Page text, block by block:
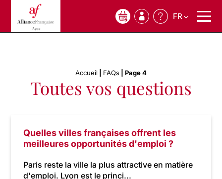
0 FR
Accueil FAQs Page 4
Toutes vos questions
Quelles villes françaises offrent les
meilleures opportunités d'emploi ?
Paris reste la ville la plus attractive en matière
d'emploi. Lyon est le princi...